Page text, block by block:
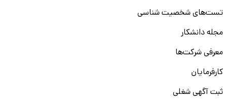
تست‌های شخصیت شناسی
مجله دانشکار
معرفی شرکت‌ها
کارفرمایان
ثبت آگهی شغلی